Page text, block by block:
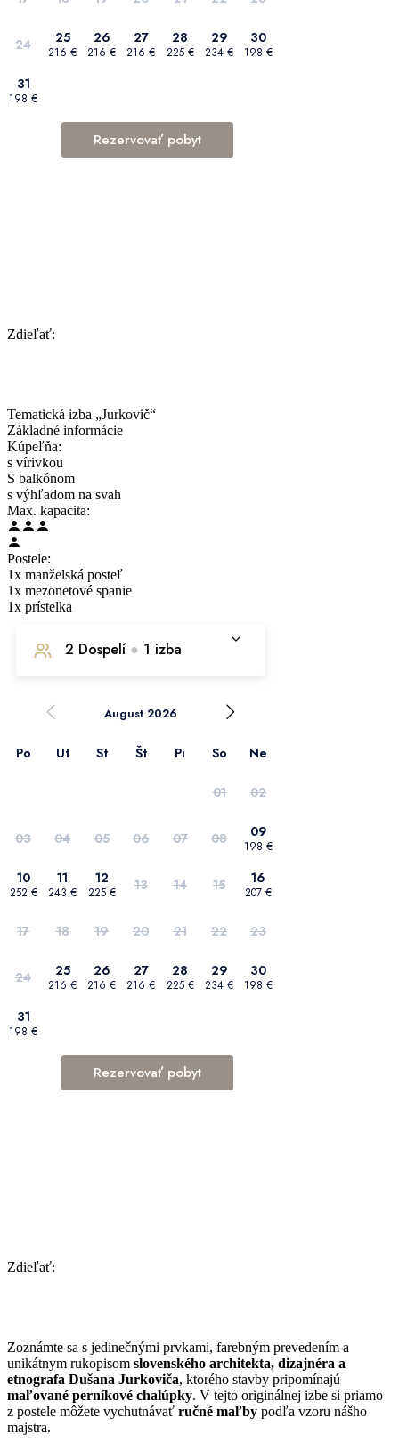
Zdieľať:
Tematická izba „Jurkovič“
Základné informácie
Kúpeľňa:
s vírivkou
S balkónom
s výhľadom na svah
Max. kapacita:
Postele:
1x manželská posteľ
1x mezonetové spanie
1x prístelka
Zdieľať:
Zoznámte sa s jedinečnými prvkami, farebným prevedením a
unikátnym rukopisom slovenského architekta, dizajnéra a
etnografa Dušana Jurkoviča, ktorého stavby pripomínajú
maľované perníkové chalúpky. V tejto originálnej izbe si priamo
z postele môžete vychutnávať ručné maľby podľa vzoru nášho
majstra.